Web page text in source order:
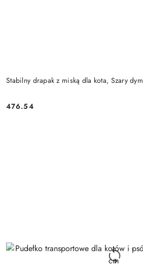
Stabilny drapak z miską dla kota, Szary dym
Cena:
476.54